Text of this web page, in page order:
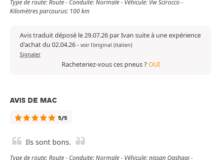
Type de route: Route - Conduite: Normale - Véhicule: Vw Scirocco -
Kilomètres parcourus: 100 km
Avis traduit déposé le 29.07.26 par Ivan suite à une expérience
d'achat du 02.04.26- voir l'original (italien)
Signaler
Racheteriez-vous ces pneus ?OUI
AVIS DE MAC
5/5
Ils sont bons.
Type de route: Route - Conduite: Normale - Véhicule: nissan Qashqai -